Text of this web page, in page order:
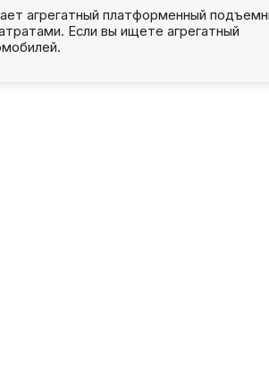
агрегатный платформенный
Если вы ищете агрегатный